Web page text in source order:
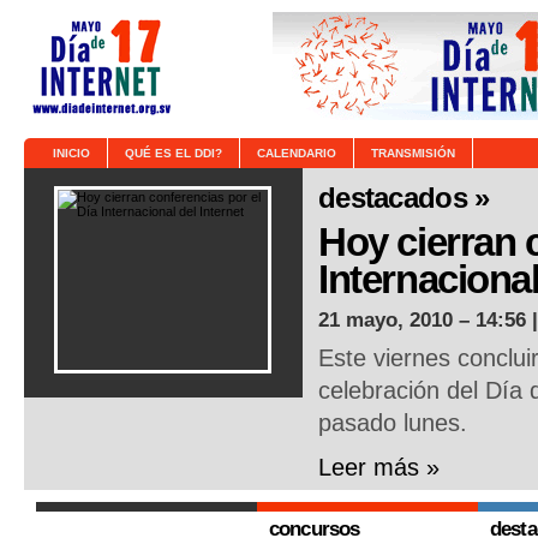
INICIO QUÉ ES EL DDI? CALENDARIO TRANSMISIÓN
destacados »
Hoy cierran
21 mayo, 2010 – 14:56
Este viernes
celebración del Día
pasado lunes.
Leer más »
concursos